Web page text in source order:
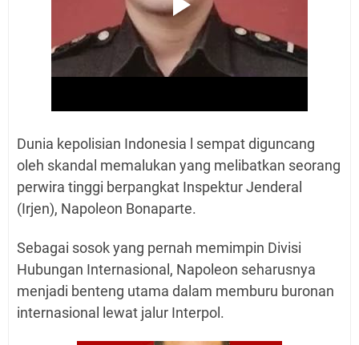
Dunia kepolisian Indonesia l sempat diguncang
oleh skandal memalukan yang melibatkan seorang
perwira tinggi berpangkat Inspektur Jenderal
(Irjen), Napoleon Bonaparte.
Sebagai sosok yang pernah memimpin Divisi
Hubungan Internasional, Napoleon seharusnya
menjadi benteng utama dalam memburu buronan
internasional lewat jalur Interpol.